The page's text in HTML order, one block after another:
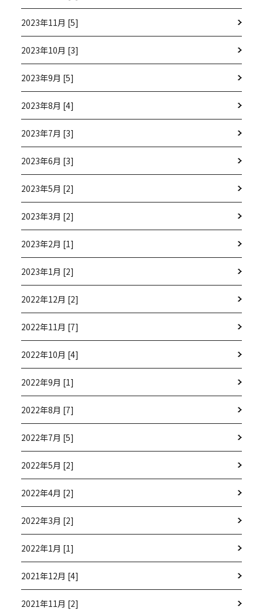
2023年11月 [5]
2023年10月 [3]
2023年9月 [5]
2023年8月 [4]
2023年7月 [3]
2023年6月 [3]
2023年5月 [2]
2023年3月 [2]
2023年2月 [1]
2023年1月 [2]
2022年12月 [2]
2022年11月 [7]
2022年10月 [4]
2022年9月 [1]
2022年8月 [7]
2022年7月 [5]
2022年5月 [2]
2022年4月 [2]
2022年3月 [2]
2022年1月 [1]
2021年12月 [4]
2021年11月 [2]